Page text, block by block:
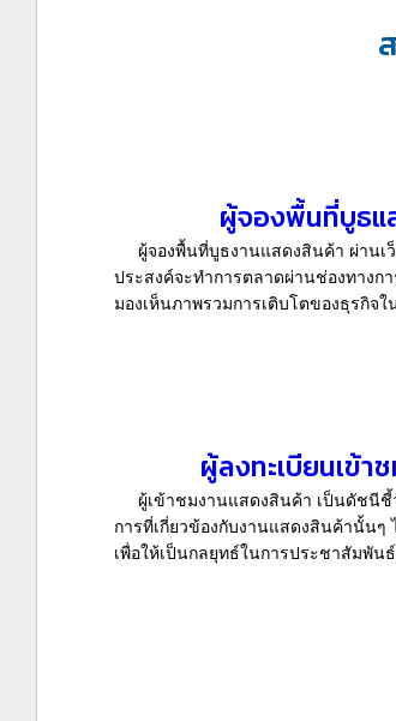
ผู้จองพื้นที่บูธแ
ผู้จองพื้นที่บูธงานแสดงสินค้า ผ่านเว็
ประสงค์จะทำการตลาดผ่านช่องทางก
มองเห็นภาพรวมการเติบโตของธุรกิจ
ผู้ลงทะเบียนเข้า
ผู้เข้าชมงานแสดงสินค้า เป็นดัชนีชี้
การที่เกี่ยวข้องกับงานแสดงสินค้านั้นๆ
เพื่อให้เป็นกลยุทธ์ในการประชาสัมพัน